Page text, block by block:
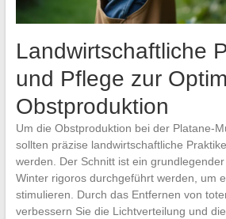
Landwirtschaftliche
und Pflege zur
Obstproduktion
Um die Obstproduktion bei der Platane-
sollten präzise landwirtschaftliche
werden. Der Schnitt ist ein
Winter rigoros durchgeführt werden, um
stimulieren. Durch das Entfernen von
verbessern Sie die Lichtverteilung und